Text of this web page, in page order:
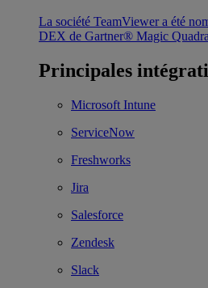
La société TeamViewer a été
DEX de Gartner® Magic
Principales
Microsoft Intune
ServiceNow
Freshworks
Jira
Salesforce
Zendesk
Slack